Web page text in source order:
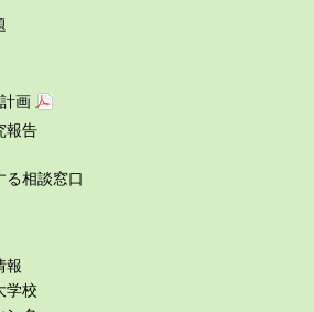
画
報告
る相談窓⼝
報
学校